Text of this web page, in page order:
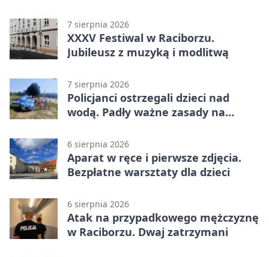
7 sierpnia 2026
XXXV Festiwal w Raciborzu.
Jubileusz z muzyką i modlitwą
7 sierpnia 2026
Policjanci ostrzegali dzieci nad
wodą. Padły ważne zasady na
6 sierpnia 2026
Aparat w ręce i pierwsze zdjęcia.
Bezpłatne warsztaty dla dzieci
6 sierpnia 2026
Atak na przypadkowego mężczyznę
w Raciborzu. Dwaj zatrzymani